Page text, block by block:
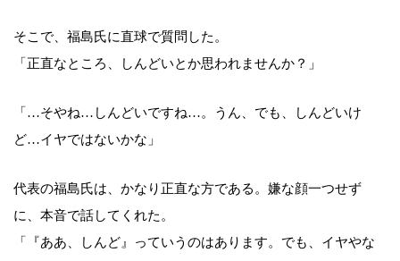
そこで、福島氏に直球で質問した。
「正直なところ、しんどいとか思われませんか？」
「…そやね…しんどいですね…。うん、でも、しんどいけ
ど…イヤではないかな」
代表の福島氏は、かなり正直な方である。嫌な顔一つせず
に、本音で話してくれた。
「『ああ、しんど』っていうのはあります。でも、イヤやな